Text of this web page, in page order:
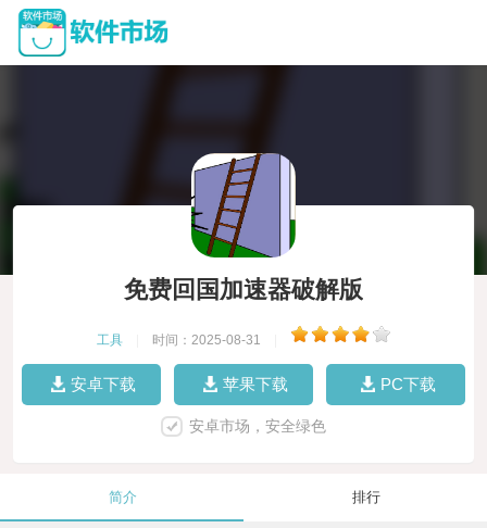
免费回国加速器破解版
工具 时间：2025-08-31
安卓下载 苹果下载 PC下载
安卓市场，安全绿色
简介 排行